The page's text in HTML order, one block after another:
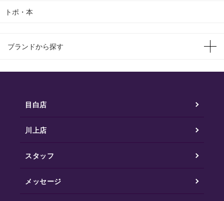
トポ・本
ブランドから探す
目白店
川上店
スタッフ
メッセージ